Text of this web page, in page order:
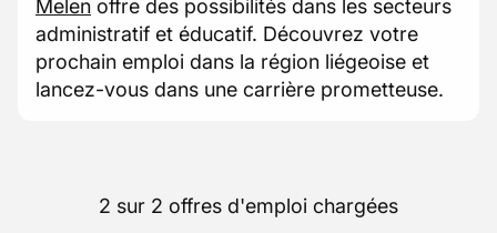
Melen offre des possibilités dans les secteurs
administratif et éducatif. Découvrez votre
prochain emploi dans la région liégeoise et
lancez-vous dans une carrière prometteuse.
2 sur 2 offres d'emploi chargées